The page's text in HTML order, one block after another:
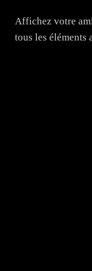
Affichez votre
tous les